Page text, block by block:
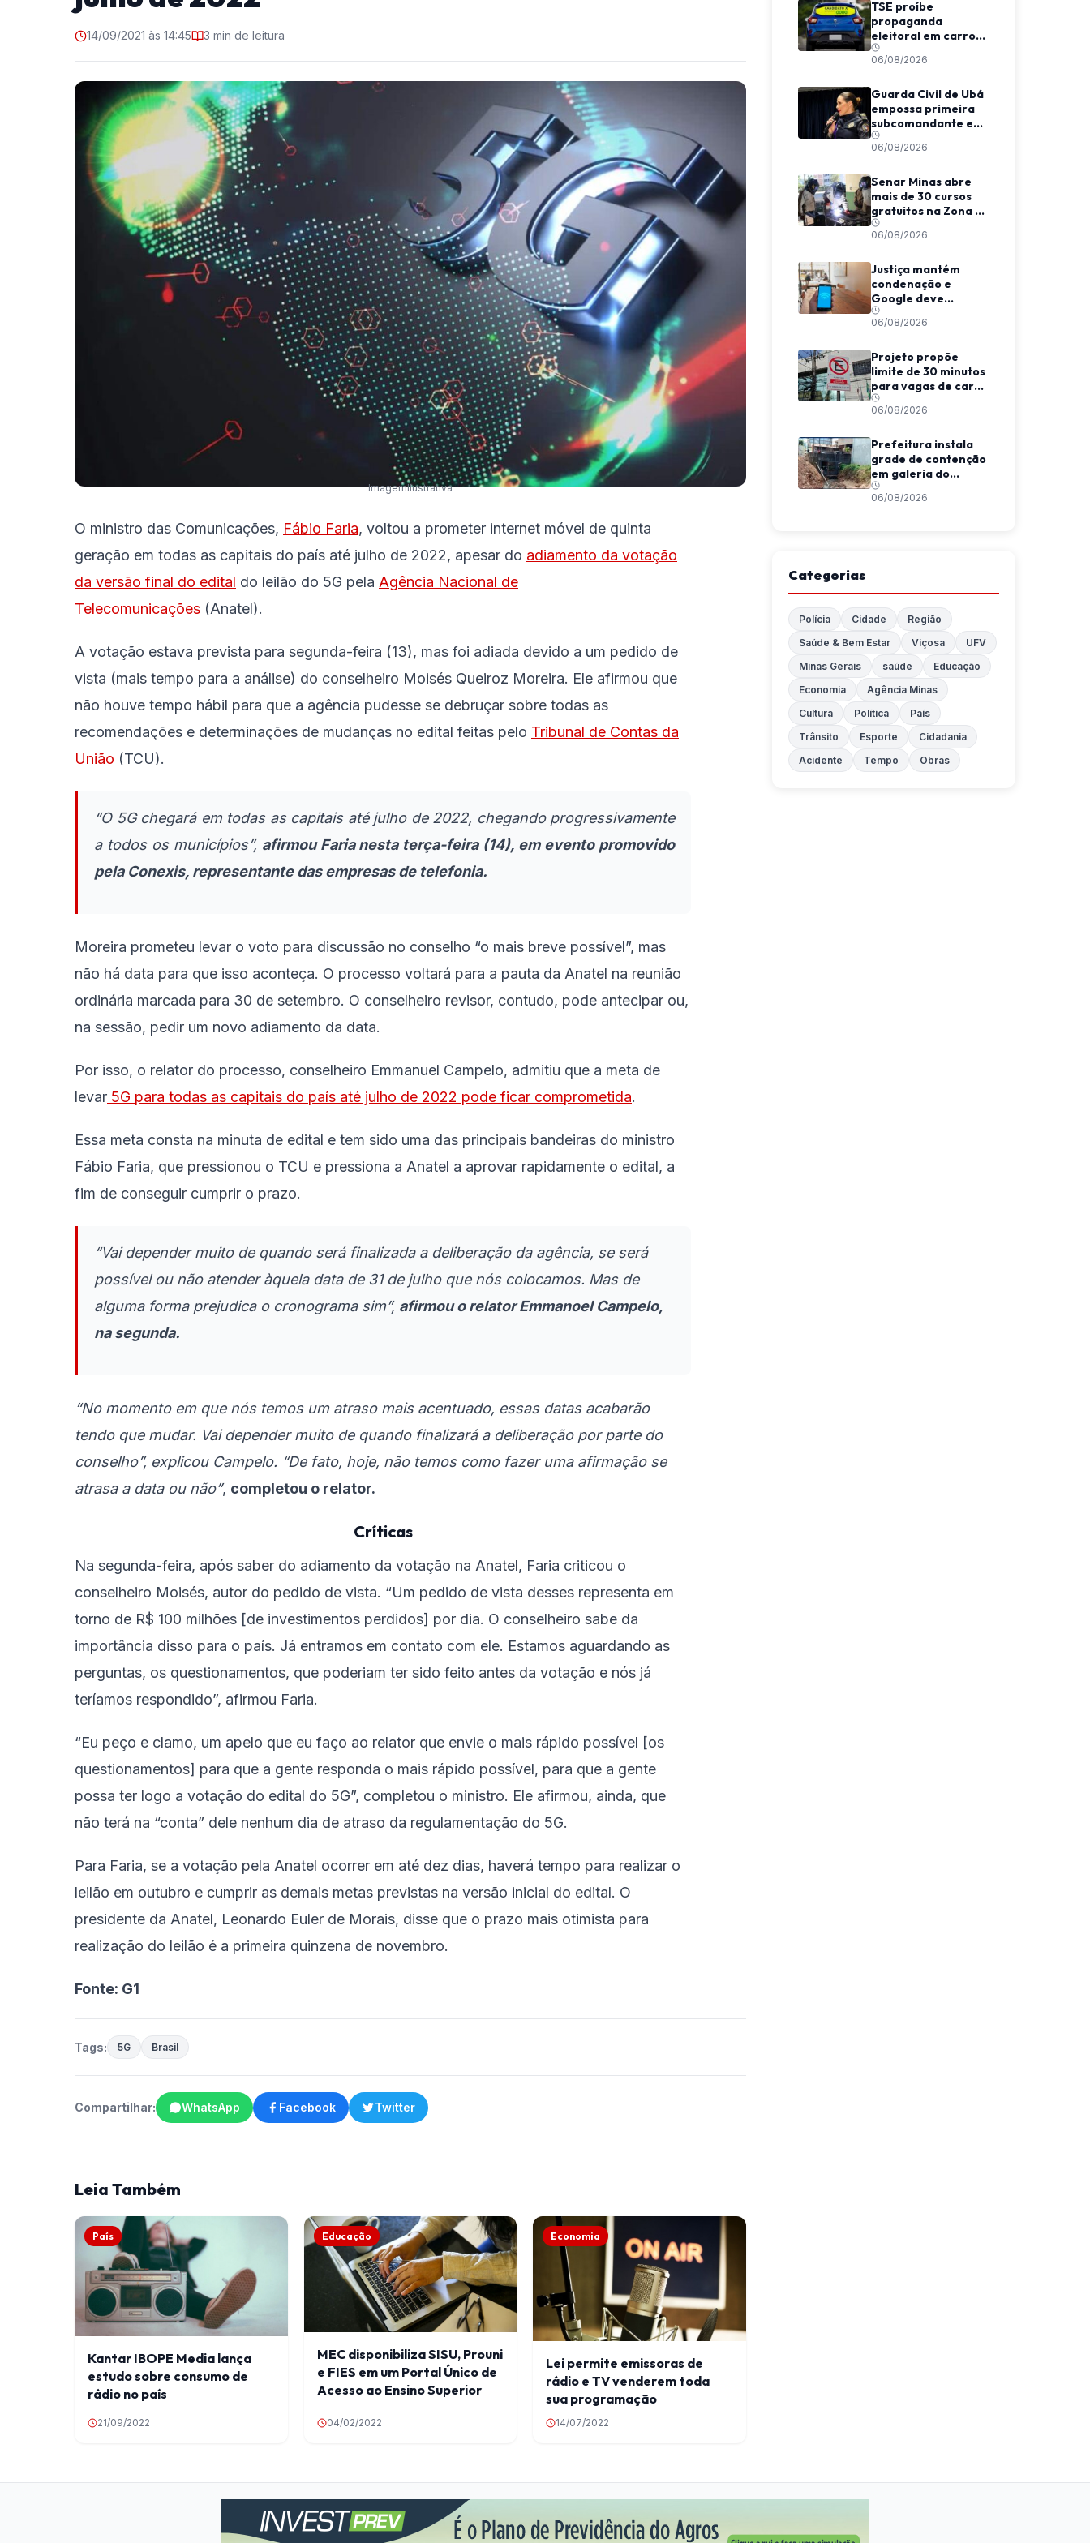
14/09/2021 às 14:45 3 min de leitura
ImagemIlustrativa
O ministro das Comunicações, Fábio Faria, voltou a prometer internet móvel de quinta
geração em todas as capitais do país até julho de 2022, apesar do adiamento da votação
da versão final do edital do leilão do 5G pela Agência Nacional de
Telecomunicações (Anatel).
A votação estava prevista para segunda-feira (13), mas foi adiada devido a um pedido de
vista (mais tempo para a análise) do conselheiro Moisés Queiroz Moreira. Ele afirmou que
não houve tempo hábil para que a agência pudesse se debruçar sobre todas as
recomendações e determinações de mudanças no edital feitas pelo Tribunal de Contas da
União (TCU).
“O 5G chegará em todas as capitais até julho de 2022, chegando progressivamente
a todos os municípios”, afirmou Faria nesta terça-feira (14), em evento promovido
pela Conexis, representante das empresas de telefonia.
Moreira prometeu levar o voto para discussão no conselho “o mais breve possível”, mas
não há data para que isso aconteça. O processo voltará para a pauta da Anatel na reunião
ordinária marcada para 30 de setembro. O conselheiro revisor, contudo, pode antecipar ou,
na sessão, pedir um novo adiamento da data.
Por isso, o relator do processo, conselheiro Emmanuel Campelo, admitiu que a meta de
levar 5G para todas as capitais do país até julho de 2022 pode ficar comprometida.
Essa meta consta na minuta de edital e tem sido uma das principais bandeiras do ministro
Fábio Faria, que pressionou o TCU e pressiona a Anatel a aprovar rapidamente o edital, a
fim de conseguir cumprir o prazo.
“Vai depender muito de quando será finalizada a deliberação da agência, se será
possível ou não atender àquela data de 31 de julho que nós colocamos. Mas de
alguma forma prejudica o cronograma sim”, afirmou o relator Emmanoel Campelo,
na segunda.
“No momento em que nós temos um atraso mais acentuado, essas datas acabarão
tendo que mudar. Vai depender muito de quando finalizará a deliberação por parte do
conselho”, explicou Campelo. “De fato, hoje, não temos como fazer uma afirmação se
atrasa a data ou não”, completou o relator.
Críticas
Na segunda-feira, após saber do adiamento da votação na Anatel, Faria criticou o
conselheiro Moisés, autor do pedido de vista. “Um pedido de vista desses representa em
torno de R$ 100 milhões [de investimentos perdidos] por dia. O conselheiro sabe da
importância disso para o país. Já entramos em contato com ele. Estamos aguardando as
perguntas, os questionamentos, que poderiam ter sido feito antes da votação e nós já
teríamos respondido”, afirmou Faria.
“Eu peço e clamo, um apelo que eu faço ao relator que envie o mais rápido possível [os
questionamentos] para que a gente responda o mais rápido possível, para que a gente
possa ter logo a votação do edital do 5G”, completou o ministro. Ele afirmou, ainda, que
não terá na “conta” dele nenhum dia de atraso da regulamentação do 5G.
Para Faria, se a votação pela Anatel ocorrer em até dez dias, haverá tempo para realizar o
leilão em outubro e cumprir as demais metas previstas na versão inicial do edital. O
presidente da Anatel, Leonardo Euler de Morais, disse que o prazo mais otimista para
realização do leilão é a primeira quinzena de novembro.
Fonte: G1
Tags: 5G Brasil
Compartilhar: WhatsApp Facebook Twitter
Leia Também
País
Kantar IBOPE Media lança
estudo sobre consumo de
rádio no país
21/09/2022
Educação
MEC disponibiliza SISU, Prouni
e FIES em um Portal Único de
Acesso ao Ensino Superior
04/02/2022
Economia
Lei permite emissoras de
rádio e TV venderem toda
sua programação
14/07/2022
TSE proíbe
propaganda
eleitoral em carros
de aplicativo
durante transporte
06/08/2026
Guarda Civil de Ubá
empossa primeira
subcomandante e
cria estrutura
voltada à proteção
06/08/2026
Senar Minas abre
mais de 30 cursos
gratuitos na Zona da
Mata e Caparaó
06/08/2026
Justiça mantém
condenação e
Google deve
indenizar usuário
por invasão de e-
06/08/2026
Projeto propõe
limite de 30 minutos
para vagas de carga
e descarga em
Viçosa
06/08/2026
Prefeitura instala
grade de contenção
em galeria do
Córrego da
Conceição
06/08/2026
Categorias
Polícia Cidade
Região
Saúde & Bem Estar
Viçosa
UFV
Minas Gerais
saúde
Educação
Economia
Agência Minas
Cultura
Política
País
Trânsito
Esporte
Cidadania
Acidente
Tempo Obras